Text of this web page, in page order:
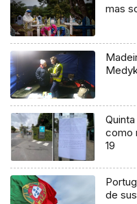
mas
como
19
de